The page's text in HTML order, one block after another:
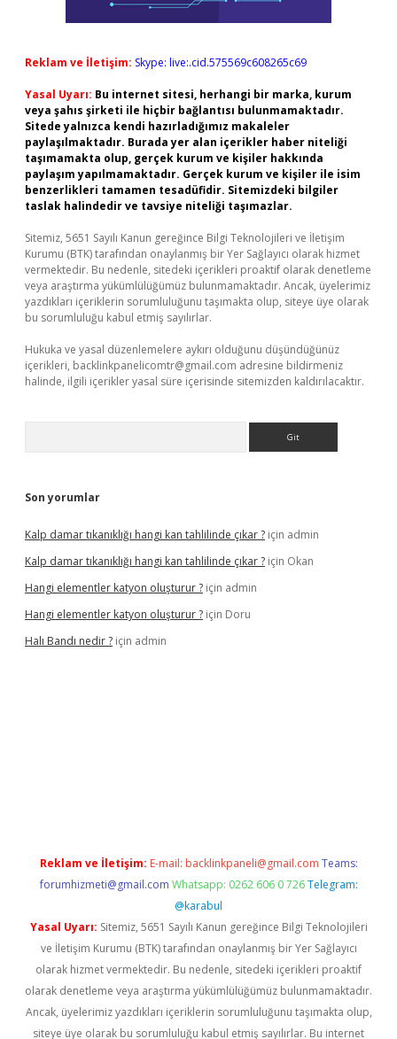
Reklam ve İletişim: Skype: live:.cid.575569c608265c69
Yasal Uyarı: Bu internet sitesi, herhangi bir marka, kurum
veya şahıs şirketi ile hiçbir bağlantısı bulunmamaktadır.
Sitede yalnızca kendi hazırladığımız makaleler
paylaşılmaktadır. Burada yer alan içerikler haber niteliği
taşımamakta olup, gerçek kurum ve kişiler hakkında
paylaşım yapılmamaktadır. Gerçek kurum ve kişiler ile isim
benzerlikleri tamamen tesadüfidir. Sitemizdeki bilgiler
taslak halindedir ve tavsiye niteliği taşımazlar.
Sitemiz, 5651 Sayılı Kanun gereğince Bilgi Teknolojileri ve İletişim
Kurumu (BTK) tarafından onaylanmış bir Yer Sağlayıcı olarak hizmet
vermektedir. Bu nedenle, sitedeki içerikleri proaktif olarak denetleme
veya araştırma yükümlülüğümüz bulunmamaktadır. Ancak, üyelerimiz
yazdıkları içeriklerin sorumluluğunu taşımakta olup, siteye üye olarak
bu sorumluluğu kabul etmiş sayılırlar.
Hukuka ve yasal düzenlemelere aykırı olduğunu düşündüğünüz
içerikleri, backlinkpanelicomtr@gmail.com adresine bildirmeniz
halinde, ilgili içerikler yasal süre içerisinde sitemizden kaldırılacaktır.
Son yorumlar
Kalp damar tıkanıklığı hangi kan tahlilinde çıkar ? için admin
Kalp damar tıkanıklığı hangi kan tahlilinde çıkar ? için Okan
Hangi elementler katyon oluşturur ? için admin
Hangi elementler katyon oluşturur ? için Doru
Halı Bandı nedir ? için admin
Reklam ve İletişim: E-mail: backlinkpaneli@gmail.com Teams:
forumhizmeti@gmail.com Whatsapp: 0262 606 0 726 Telegram:
@karabul
Yasal Uyarı: Sitemiz, 5651 Sayılı Kanun gereğince Bilgi Teknolojileri
ve İletişim Kurumu (BTK) tarafından onaylanmış bir Yer Sağlayıcı
olarak hizmet vermektedir. Bu nedenle, sitedeki içerikleri proaktif
olarak denetleme veya araştırma yükümlülüğümüz bulunmamaktadır.
Ancak, üyelerimiz yazdıkları içeriklerin sorumluluğunu taşımakta olup,
siteye üye olarak bu sorumluluğu kabul etmiş sayılırlar. Bu internet